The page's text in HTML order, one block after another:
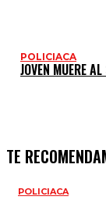
POLICIACA
JOVEN MUERE
TE
POLICIACA